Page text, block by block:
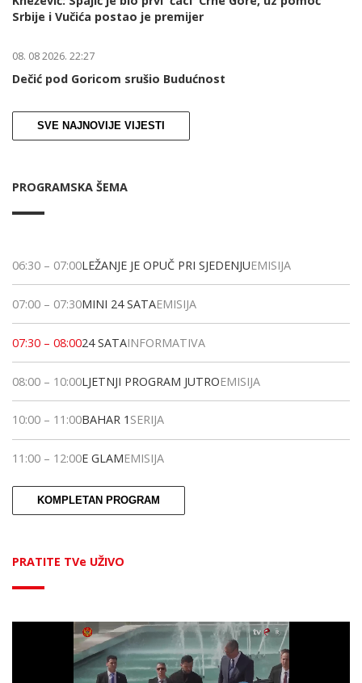
Srbije i Vučića postao je premijer
08. 08 2026. 22:27
Dečić pod Goricom srušio Budućnost
SVE NAJNOVIJE VIJESTI
PROGRAMSKA ŠEMA
06:30 – 07:00LEŽANJE JE OPUČ PRI SJEDENJUEMISIJA
07:00 – 07:30MINI 24 SATAEMISIJA
07:30 – 08:0024 SATAINFORMATIVA
08:00 – 10:00LJETNJI PROGRAM JUTROEMISIJA
10:00 – 11:00BAHAR 1 SERIJA
11:00 – 12:00E GLAMEMISIJA
KOMPLETAN PROGRAM
PRATITE TVe UŽIVO